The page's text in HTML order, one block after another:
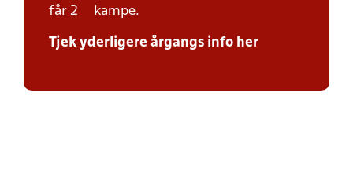
får 2 kampe.
Tjek yderligere årgangs info her